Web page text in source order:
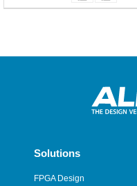
Solutions
FPGA Design